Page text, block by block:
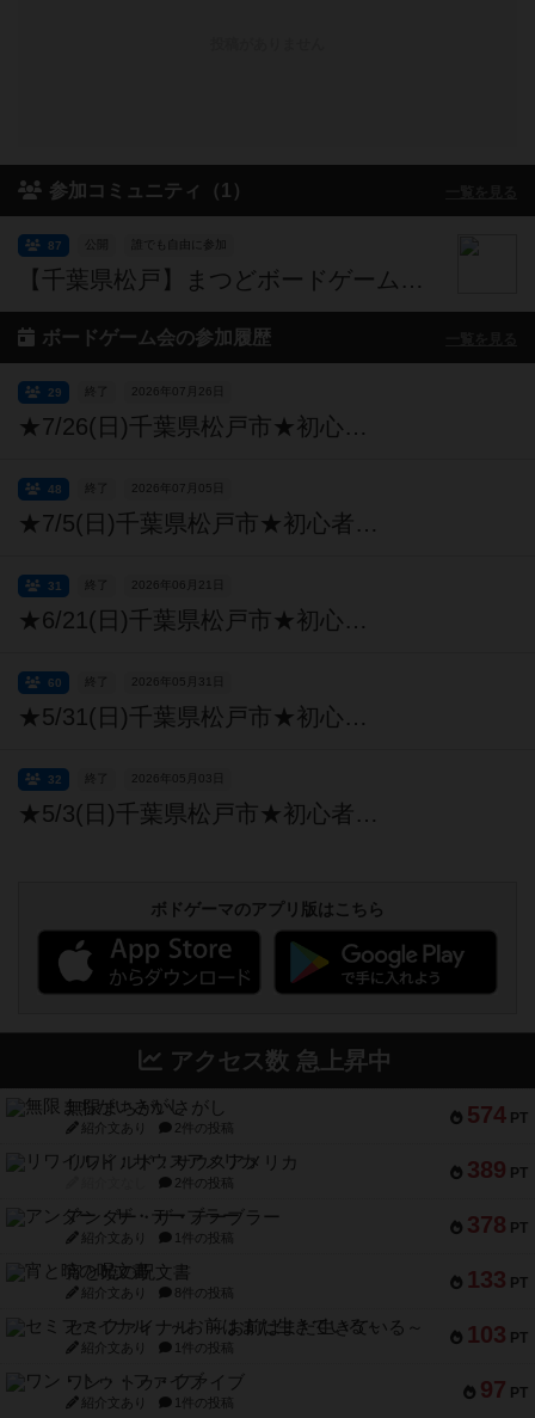
参加コミュニティ（1）
【千葉県松戸】まつどボードゲーム会（主催：Booo!GAMES）：
公開 誰でも自由に参加
87
ボードゲーム会の参加履歴
★7/26(日)千葉県松戸市★初心者・未経験者大歓迎★ボードゲームで一緒に遊びましょ～！まつどボードゲーム会
終了 2026年07月26日
29
★7/5(日)千葉県松戸市★初心者・未経験者大歓迎★ボードゲームで一緒に遊びましょ～！まつどボードゲーム会
終了 2026年07月05日
48
★6/21(日)千葉県松戸市★初心者・未経験者大歓迎★ボードゲームで一緒に遊びましょ～！まつどボードゲーム会
終了 2026年06月21日
31
★5/31(日)千葉県松戸市★初心者・未経験者大歓迎★ボードゲームで一緒に遊びましょ～！まつどボードゲーム会
終了 2026年05月31日
60
★5/3(日)千葉県松戸市★初心者・未経験者大歓迎★ボードゲームで一緒に遊びましょ～！まつどボードゲーム会
終了 2026年05月03日
32
ボドゲーマのアプリ版はこちら
アクセス数 急上昇中
574 PT
無限まちがいさがし
紹介文あり 2件の投稿
389 PT
リワイルド：サウスアメリカ
2件の投稿
378 PT
アンダー・ザ・テーブラー
紹介文あり 1件の投稿
133 PT
宵と暁の呪文書
紹介文あり 8件の投稿
103 PT
セミファイナル ～お前はまだ生きている～
紹介文あり 1件の投稿
97 PT
ワン・トゥ・ファイブ
紹介文あり 1件の投稿